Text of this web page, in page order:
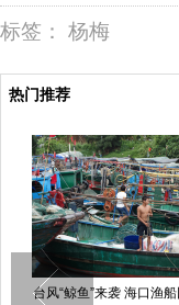
标签： 杨梅
热门推荐
北京迎接首个“国际瑜